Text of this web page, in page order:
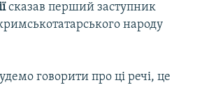
сказав перший заступник
народу
говорити про ці речі, це